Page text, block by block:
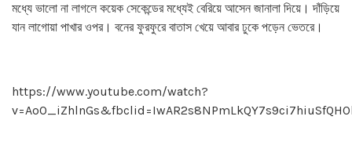
মধ্যে ভালো না লাগলে কয়েক সেকেন্ডের মধ্যেই বেরিয়ে আসেন জানালা দিয়ে। দাঁড়িয়ে
যান লাগোয়া পাখার ওপর। বনের ফুরফুরে বাতাস খেয়ে আবার ঢুকে পড়েন ভেতরে।
https://www.youtube.com/watch?